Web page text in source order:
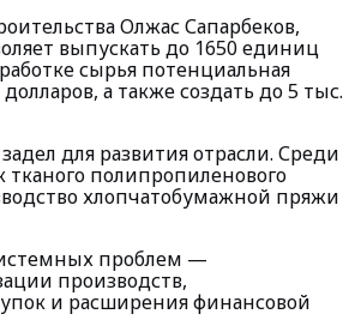
Олжас Сапарбеков,
выпускать до 1650 единиц
сырья потенциальная
а также создать до 5 тыс.
для развития отрасли. Среди
полипропиленового
хлопчатобумажной пряжи
проблем —
производств,
и расширения финансовой